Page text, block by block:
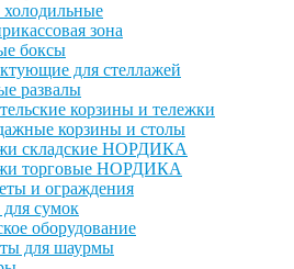
зона
боксы
для стеллажей
развалы
корзины и тележки
корзины и столы
складские НОРДИКА
торговые НОРДИКА
и ограждения
сумок
оборудование
для шаурмы